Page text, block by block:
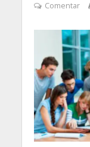
Comentar